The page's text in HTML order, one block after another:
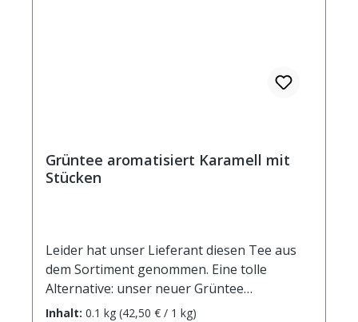
Grüntee aromatisiert Karamell mit
Stücken
Leider hat unser Lieferant diesen Tee aus
dem Sortiment genommen. Eine tolle
Alternative: unser neuer Grüntee
Rhabarber-Karamell. Sie werden begeistert
Inhalt: 0.1 kg (42,50 € / 1 kg)